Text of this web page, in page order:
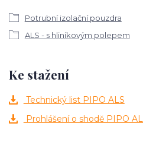
Potrubní izolační pouzdra
ALS - s hliníkovým polepem
Ke stažení
Technický list PIPO ALS
Prohlášení o shodě PIPO